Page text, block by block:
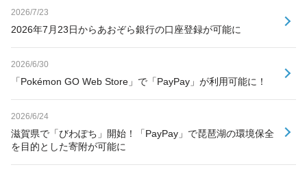
2026/7/23
2026年7月23日からあおぞら銀行の口座登録が可能に
2026/6/30
「Pokémon GO Web Store」で「PayPay」が利用可能に！
2026/6/24
滋賀県で「びわぽち」開始！「PayPay」で琵琶湖の環境保全
を目的とした寄附が可能に